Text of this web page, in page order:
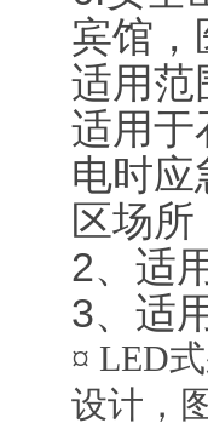
宾馆，
适用范
适用于
电时应
区场所
2、适
3、适
¤ LED
设计，